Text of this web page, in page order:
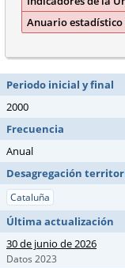
Anuario estadístico
Periodo inicial y final
2000
Frecuencia
Anual
Desagregación
Cataluña
Última actualización
30 de junio de 2026
Datos 2023